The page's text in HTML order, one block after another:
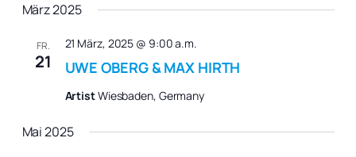
wählen.
März 2025
FR.
21 UWE OBERG & MAX HIRTH
21 März, 2025 @ 9:00 a.m.
ArtistWiesbaden, Germany
Mai 2025